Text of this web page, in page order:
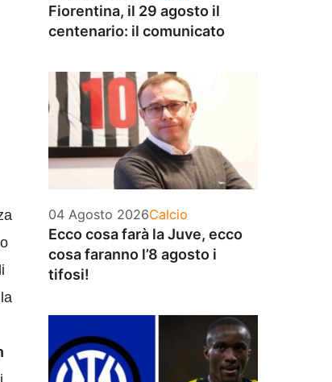
Fiorentina, il 29 agosto il
centenario: il comunicato
04 Agosto 2026Categorie
Calcio
Ecco cosa farà la Juve, ecco
cosa faranno l’8 agosto i
tifosi!